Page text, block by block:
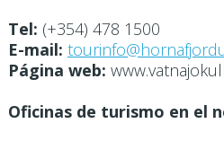
Tel: (+354) 478 1500
E-mail:
Página web:
Oficinas de turismo en el